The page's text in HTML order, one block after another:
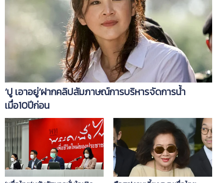
‘ปู เอาอยู่’ฝากคลิปสัมภาษณ์การบริหารจัดการน้ำ
เมื่อ10ปีก่อน